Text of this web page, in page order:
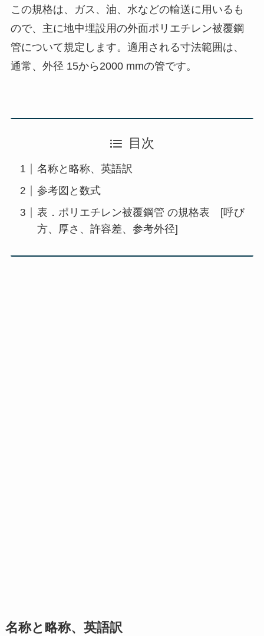
この規格は、ガス、油、水などの輸送に用いるも
ので、主に地中埋設用の外面ポリエチレン被覆鋼
管について規定します。適用される寸法範囲は、
通常、外径 15から2000 mmの管です。
目次
名称と略称、英語訳
参考図と数式
表．ポリエチレン被覆鋼管 の規格表 [呼び
方、厚さ、許容差、参考外径]
名称と略称、英語訳